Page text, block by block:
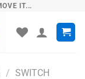
IT...
/ SWITCH